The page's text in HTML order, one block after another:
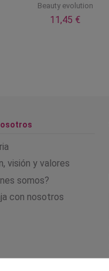
Beauty evolution
11,45 €
visión y valores
somos?
con nosotros